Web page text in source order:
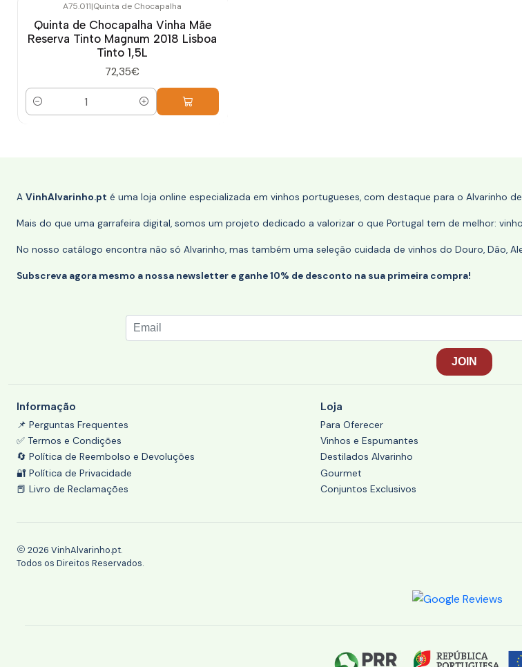
A75.011|Quinta de Chocapalha
Quinta de Chocapalha Vinha Mãe
Reserva Tinto Magnum 2018 Lisboa
Tinto 1,5L
72,35€
Quantidade
A VinhAlvarinho.pt é uma loja online especializada em vinhos portugueses, com destaque para o Alvarinho
Mais do que uma garrafeira digital, somos um projeto dedicado a valorizar o que Portugal tem de melhor:
No nosso catálogo encontra não só Alvarinho, mas também uma seleção cuidada de vinhos do Douro, Dão,
Subscreva agora mesmo a nossa newsletter e ganhe 10% de desconto na sua primeira compra!
Informação
📌 Perguntas Frequentes
✅ Termos e Condições
🔄 Política de Reembolso e Devoluções
🔐 Política de Privacidade
📕 Livro de Reclamações
Loja
Para Oferecer
Vinhos e Espumantes
Destilados Alvarinho
Gourmet
Conjuntos Exclusivos
2026 VinhAlvarinho.pt.
Todos os Direitos Reservados.